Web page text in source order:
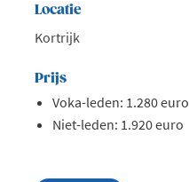
Locatie
Kortrijk
Prijs
Voka-leden: 1.280 euro
Niet-leden: 1.920 euro